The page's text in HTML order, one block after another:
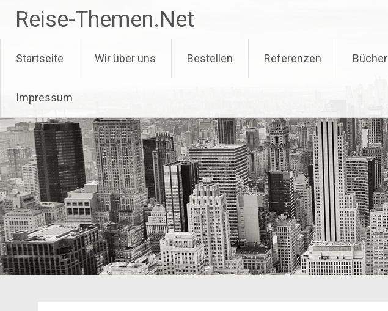
Inhalt
springen
Reise-Themen.Net
Startseite Wir über uns Bestellen Referenzen Bücher
Impressum